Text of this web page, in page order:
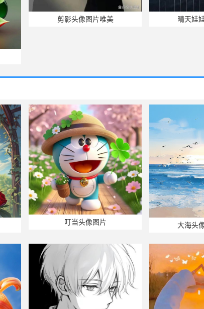
剪影头像图片唯美 晴天娃
叮当头像图片 大海头